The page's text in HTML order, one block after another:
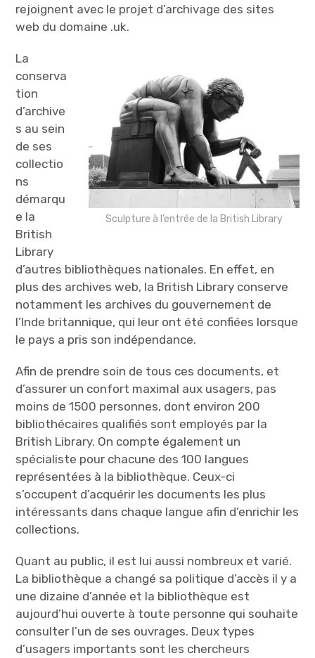
rejoignent avec le projet d’archivage des sites
web du domaine .uk.
Sculpture à l’entrée de la British Library
La
conserva
tion
d’archive
s au sein
de ses
collectio
ns
démarqu
e la
British
Library
d’autres bibliothèques nationales. En effet, en
plus des archives web, la British Library conserve
notamment les archives du gouvernement de
l’Inde britannique, qui leur ont été confiées lorsque
le pays a pris son indépendance.
Afin de prendre soin de tous ces documents, et
d’assurer un confort maximal aux usagers, pas
moins de 1500 personnes, dont environ 200
bibliothécaires qualifiés sont employés par la
British Library. On compte également un
spécialiste pour chacune des 100 langues
représentées à la bibliothèque. Ceux-ci
s’occupent d’acquérir les documents les plus
intéressants dans chaque langue afin d’enrichir les
collections.
Quant au public, il est lui aussi nombreux et varié.
La bibliothèque a changé sa politique d’accès il y a
une dizaine d’année et la bibliothèque est
aujourd’hui ouverte à toute personne qui souhaite
consulter l’un de ses ouvrages. Deux types
d’usagers importants sont les chercheurs